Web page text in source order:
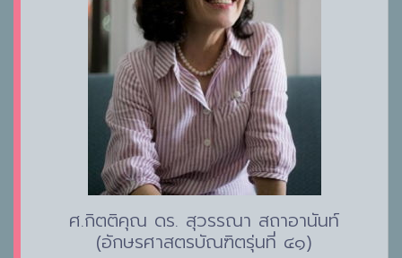
ศ.กิตติคุณ ดร. สุวรรณา สถาอานันท์
(อักษรศาสตรบัณฑิตรุ่นที่ ๔๑)